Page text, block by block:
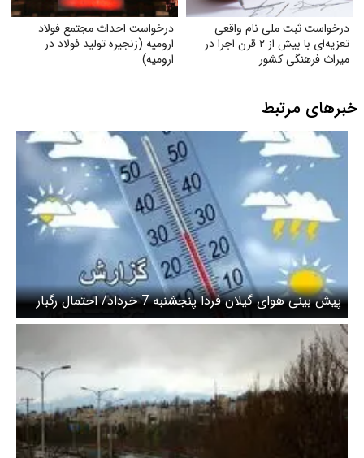
درخواست ثبت ملی نام واقعی
تعزیه‌ای با بیش از ۲ قرن اجرا در
میراث فرهنگی کشور
درخواست احداث مجتمع فولاد
ارومیه (زنجیره تولید فولاد در
ارومیه)
خبرهای مرتبط
پیش بینی هوای گیلان فردا پنجشنبه 7 خرداد/ احتمال رگبار
پراکنده در استان